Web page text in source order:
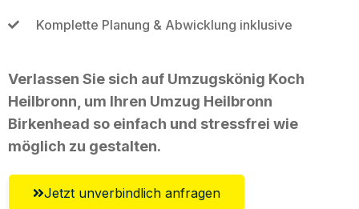
Komplette Planung & Abwicklung inklusive
Verlassen Sie sich auf Umzugskönig Koch
Heilbronn, um Ihren Umzug Heilbronn
Birkenhead so einfach und stressfrei wie
möglich zu gestalten.
Jetzt unverbindlich anfragen